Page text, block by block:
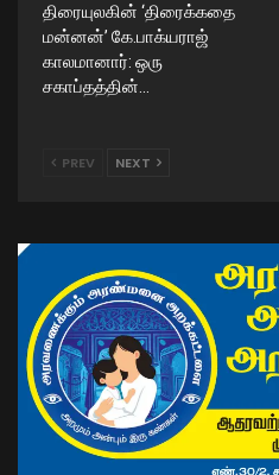
திரையுலகின் ‘திரைக்கதை
மன்னன்’ கே.பாக்யராஜ்
காலமானார்: ஒரு
சகாப்தத்தின்…
PREV NEXT